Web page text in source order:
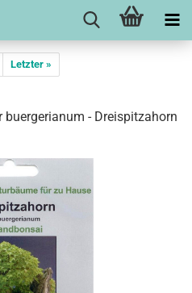
Letzter »
buergerianum - Dreispitzahorn